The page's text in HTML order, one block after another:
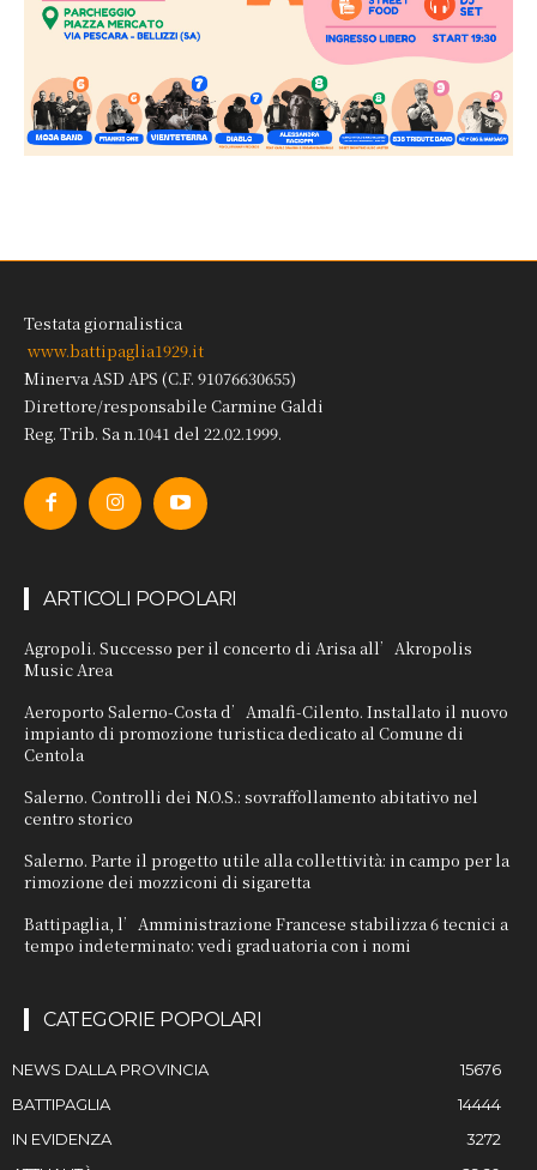
Testata giornalistica
www.battipaglia1929.it
Minerva ASD APS (C.F. 91076630655)
Direttore/responsabile Carmine Galdi
Reg. Trib. Sa n.1041 del 22.02.1999.
ARTICOLI POPOLARI
Agropoli. Successo per il concerto di Arisa all’Akropolis
Music Area
Aeroporto Salerno-Costa d’Amalfi-Cilento. Installato il nuovo
impianto di promozione turistica dedicato al Comune di
Centola
Salerno. Controlli dei N.O.S.: sovraffollamento abitativo nel
centro storico
Salerno. Parte il progetto utile alla collettività: in campo per la
rimozione dei mozziconi di sigaretta
Battipaglia, l’Amministrazione Francese stabilizza 6 tecnici a
tempo indeterminato: vedi graduatoria con i nomi
CATEGORIE POPOLARI
NEWS DALLA PROVINCIA
15676
BATTIPAGLIA
14444
IN EVIDENZA
3272